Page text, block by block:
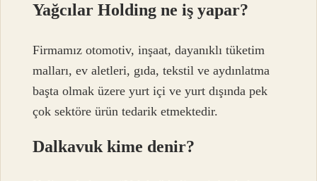
Yağcılar Holding ne iş yapar?
Firmamız otomotiv, inşaat, dayanıklı tüketim
malları, ev aletleri, gıda, tekstil ve aydınlatma
başta olmak üzere yurt içi ve yurt dışında pek
çok sektöre ürün tedarik etmektedir.
Dalkavuk kime denir?